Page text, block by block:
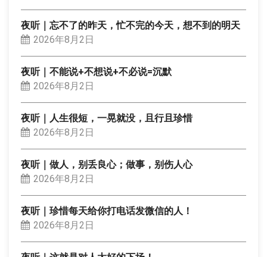
夜听｜忘不了的昨天，忙不完的今天，想不到的明天
2026年8月2日
夜听｜不能说+不想说+不必说=沉默
2026年8月2日
夜听｜人生很短，一晃就没，且行且珍惜
2026年8月2日
夜听｜做人，别丢良心；做事，别伤人心
2026年8月2日
夜听｜珍惜每天给你打电话发微信的人！
2026年8月2日